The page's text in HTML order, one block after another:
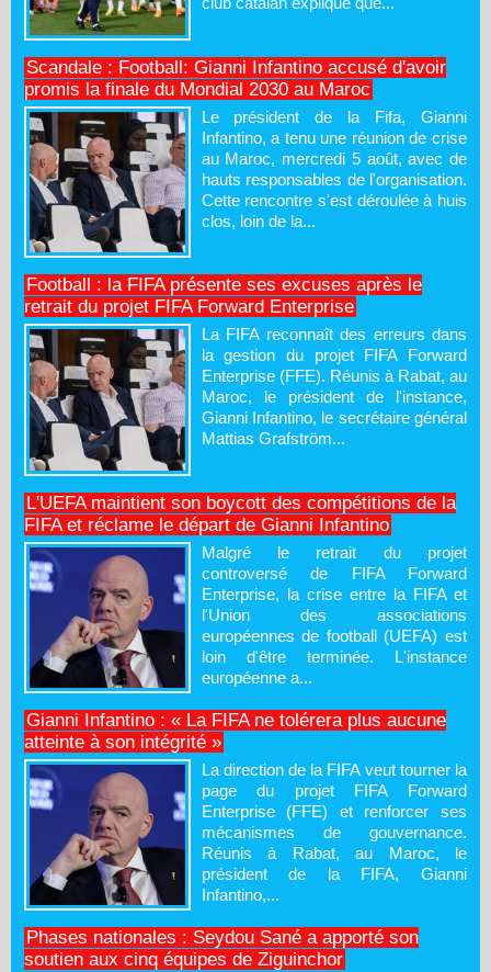
Scandale : Football: Gianni Infantino accusé d'avoir
promis la finale du Mondial 2030 au Maroc
Le président de la Fifa, Gianni
Infantino, a tenu une réunion de crise
au Maroc, mercredi 5 août, avec de
hauts responsables de l'organisation.
Cette rencontre s'est déroulée à huis
clos, loin de la...
Football : la FIFA présente ses excuses après le
retrait du projet FIFA Forward Enterprise
La FIFA reconnaît des erreurs dans
la gestion du projet FIFA Forward
Enterprise (FFE). Réunis à Rabat, au
Maroc, le président de l'instance,
Gianni Infantino, le secrétaire général
Mattias Grafström...
L'UEFA maintient son boycott des compétitions de la
FIFA et réclame le départ de Gianni Infantino
Malgré le retrait du projet
controversé de FIFA Forward
Enterprise, la crise entre la FIFA et
l'Union des associations
européennes de football (UEFA) est
loin d'être terminée. L'instance
européenne a...
Gianni Infantino : « La FIFA ne tolérera plus aucune
atteinte à son intégrité »
La direction de la FIFA veut tourner la
page du projet FIFA Forward
Enterprise (FFE) et renforcer ses
mécanismes de gouvernance.
Réunis à Rabat, au Maroc, le
président de la FIFA, Gianni
Infantino,...
Phases nationales : Seydou Sané a apporté son
soutien aux cinq équipes de Ziguinchor